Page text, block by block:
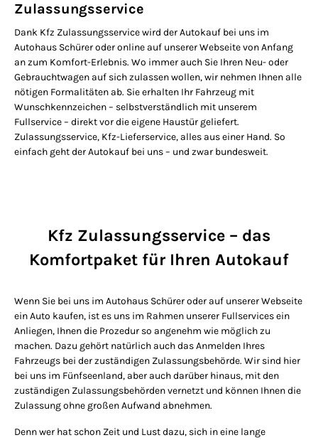
Zulassungsservice
Dank Kfz Zulassungsservice wird der Autokauf bei uns im
Autohaus Schürer oder online auf unserer Webseite von Anfang
an zum Komfort-Erlebnis. Wo immer auch Sie Ihren Neu- oder
Gebrauchtwagen auf sich zulassen wollen, wir nehmen Ihnen alle
nötigen Formalitäten ab. Sie erhalten Ihr Fahrzeug mit
Wunschkennzeichen – selbstverständlich mit unserem
Fullservice – direkt vor die eigene Haustür geliefert.
Zulassungsservice, Kfz-Lieferservice, alles aus einer Hand. So
einfach geht der Autokauf bei uns – und zwar bundesweit.
Kfz Zulassungsservice – das
Komfortpaket für Ihren Autokauf
Wenn Sie bei uns im Autohaus Schürer oder auf unserer Webseite
ein Auto kaufen, ist es uns im Rahmen unserer Fullservices ein
Anliegen, Ihnen die Prozedur so angenehm wie möglich zu
machen. Dazu gehört natürlich auch das Anmelden Ihres
Fahrzeugs bei der zuständigen Zulassungsbehörde. Wir sind hier
bei uns im Fünfseenland, aber auch darüber hinaus, mit den
zuständigen Zulassungsbehörden vernetzt und können Ihnen die
Zulassung ohne großen Aufwand abnehmen.
Denn wer hat schon Zeit und Lust dazu, sich in eine lange